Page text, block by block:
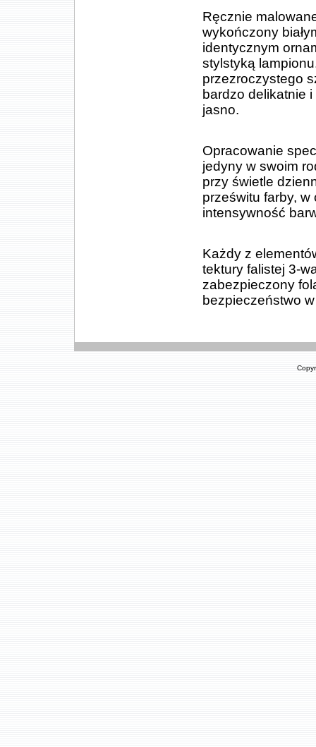
Ręcznie
wykończony
identycznym
stylstyką
przezroczystego
bardzo delikatnie
jasno.
Opracowanie
jedyny w swoim
przy świetle
prześwitu farby,
intensywność
Każdy z
tektury falistej 3-
zabezpieczony
bezpieczeństwo